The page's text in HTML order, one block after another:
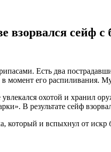
взорвался сейф с
Есть два
в момент его распиливания.
охотой и хранил
В результате сейф
который и вспыхнул от